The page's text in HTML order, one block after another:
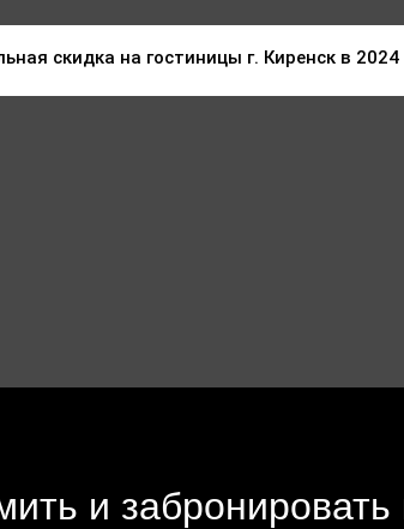
скидка на гостиницы г. Киренск в 2024
и